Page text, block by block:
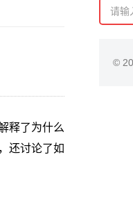
释了为什么
还讨论了如
©